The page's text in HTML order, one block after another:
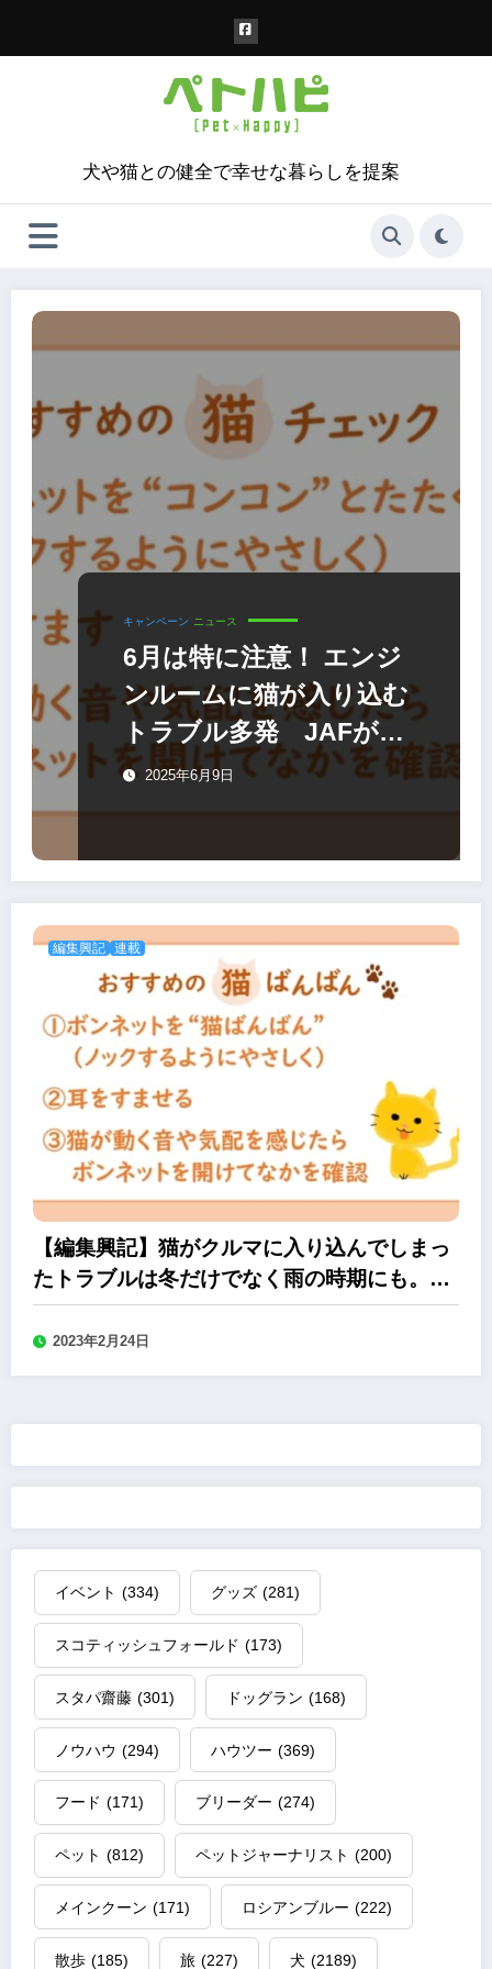
犬や猫との健全で幸せな暮らしを提案
キャンペーン ニュース
6月は特に注意！ エンジ
ンルームに猫が入り込む
トラブル多発 JAFが注
意喚起
2025年6月9日
編集興記 連載
【編集興記】猫がクルマに入り込んでしまっ
たトラブルは冬だけでなく雨の時期にも。運
転前の「猫バンバン」を忘れずに！
2023年2月24日
イベント (334) グッズ (281)
スコティッシュフォールド (173)
スタパ齋藤 (301) ドッグラン (168)
ノウハウ (294) ハウツー (369)
フード (171) ブリーダー (274)
ペット (812) ペットジャーナリスト (200)
メインクーン (171) ロシアンブルー (222)
散歩 (185) 旅 (227) 犬 (2189)